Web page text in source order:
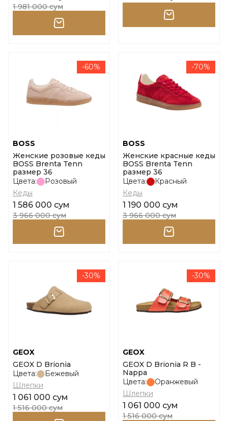
1 981 000 сум
-60%
BOSS
Женские розовые кеды
BOSS Brenta Tenn
размер 36
Цвета:
Розовый
Кеды
1 586 000 сум
3 966 000 сум
-70%
BOSS
Женские красные кеды
BOSS Brenta Tenn
размер 36
Цвета:
Красный
Кеды
1 190 000 сум
3 966 000 сум
-30%
GEOX
GEOX D Brionia
Цвета:
Бежевый
Шлепки
1 061 000 сум
1 516 000 сум
-30%
GEOX
GEOX D Brionia R B -
Nappa
Цвета:
Оранжевый
Шлепки
1 061 000 сум
1 516 000 сум